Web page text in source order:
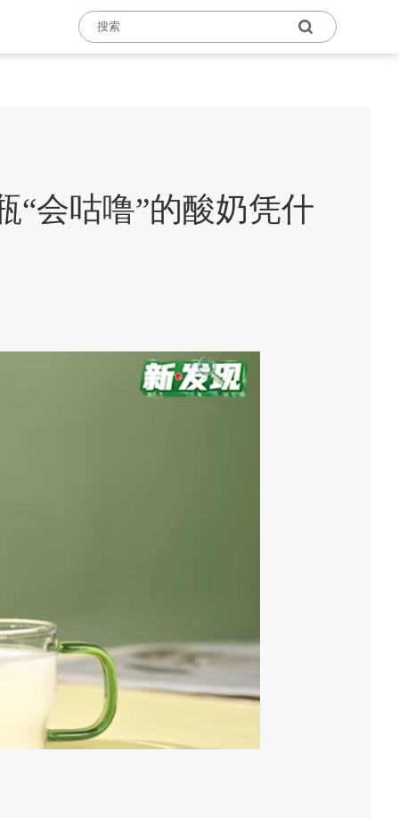
“会咕噜”的酸奶凭什